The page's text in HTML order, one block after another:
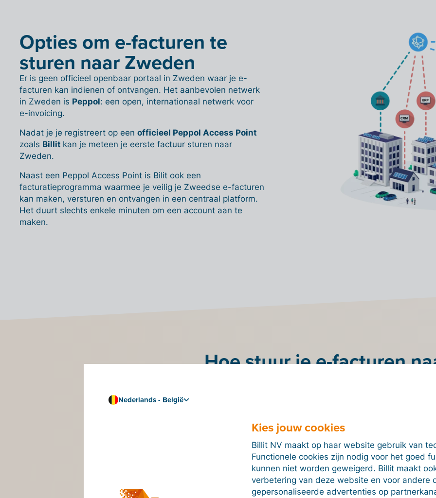
Opties om e-facturen te
sturen naar Zweden
Er is geen officieel openbaar portaal in Zweden waar je e-
facturen kan indienen of ontvangen. Het aanbevolen netwerk
in Zweden is Peppol: een open, internationaal netwerk voor
e-invoicing.
Nadat je je registreert op een officieel Peppol Access Point
zoals Billit kan je meteen je eerste factuur sturen naar
Zweden.
Naast een Peppol Access Point is Bilit ook een
facturatieprogramma waarmee je veilig je Zweedse e-facturen
kan maken, versturen en ontvangen in een centraal platform.
Het duurt slechts enkele minuten om een account aan te
maken.
Hoe stuur je e-facturen
Als je facturen via Peppol wil sturen, moet je je enkel
Volg de stappen hieronder om je aan te sluiten op het Billit
eerste factuur te sturen.
Stap 1 Stap 2 Stap 3
Nederlands - België
Kies jouw cookies
Billit NV maakt op haar website gebruik van
Functionele cookies zijn nodig voor het goed
kunnen niet worden geweigerd. Billit maakt
verbetering van deze website en voor andere
gepersonaliseerde advertenties op